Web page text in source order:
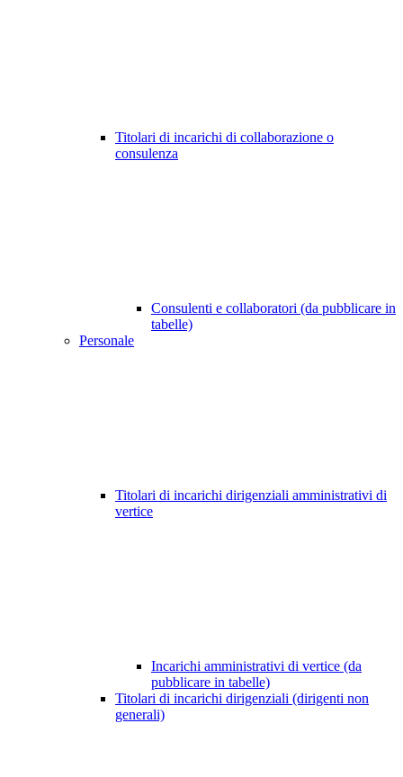
Titolari di incarichi di collaborazione o
consulenza
Consulenti e collaboratori (da pubblicare in
tabelle)
Personale
Titolari di incarichi dirigenziali amministrativi di
vertice
Incarichi amministrativi di vertice (da
pubblicare in tabelle)
Titolari di incarichi dirigenziali (dirigenti non
generali)